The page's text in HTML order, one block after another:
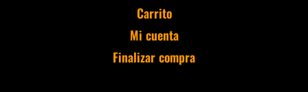
Carrito
Mi cuenta
Finalizar compra